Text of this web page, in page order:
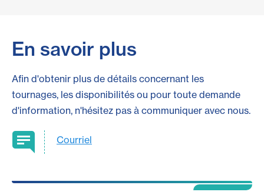
En savoir plus
Afin d'obtenir plus de détails concernant les
tournages, les disponibilités ou pour toute demande
d'information, n'hésitez pas à communiquer avec nous.
Courriel